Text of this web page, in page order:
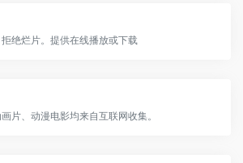
绝烂片。提供在线播放或下载
片、动漫电影均来自互联网收集。